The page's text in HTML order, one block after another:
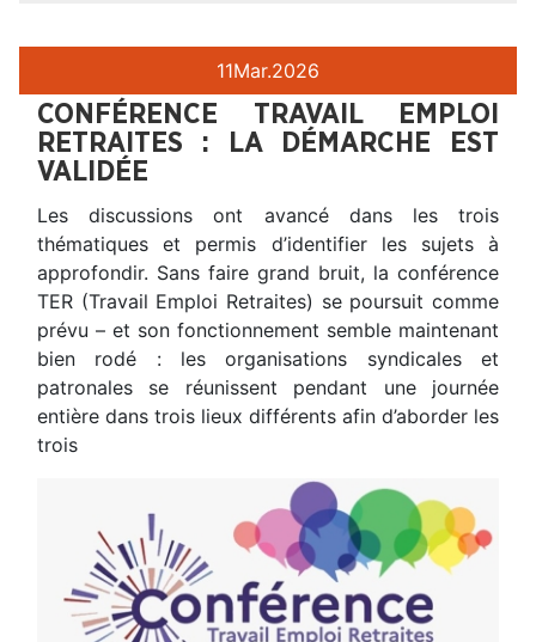
11Mar.2026
CONFÉRENCE TRAVAIL EMPLOI
RETRAITES : LA DÉMARCHE EST
VALIDÉE
Les discussions ont avancé dans les trois
thématiques et permis d’identifier les sujets à
approfondir. Sans faire grand bruit, la conférence
TER (Travail Emploi Retraites) se poursuit comme
prévu – et son fonctionnement semble maintenant
bien rodé : les organisations syndicales et
patronales se réunissent pendant une journée
entière dans trois lieux différents afin d’aborder les
trois